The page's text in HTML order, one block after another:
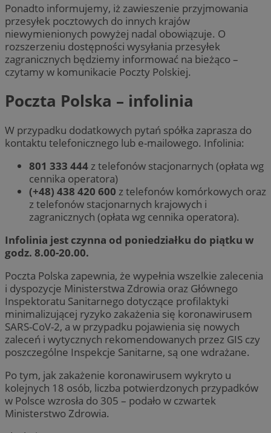
Ponadto informujemy, iż zawieszenie przyjmowania
przesyłek pocztowych do innych krajów
niewymienionych powyżej nadal obowiązuje. O
rozszerzeniu dostępności wysyłania przesyłek
zagranicznych będziemy informować na bieżąco –
czytamy w komunikacie Poczty Polskiej.
Poczta Polska – infolinia
W przypadku dodatkowych pytań spółka zaprasza do
kontaktu telefonicznego lub e-mailowego. Infolinia:
801 333 444z telefonów stacjonarnych (opłata wg
cennika operatora)
(+48) 438 420 600 z telefonów komórkowych oraz
z telefonów stacjonarnych krajowych i
zagranicznych (opłata wg cennika operatora).
Infolinia jest czynna od poniedziałku do piątku w
godz. 8.00-20.00.
Poczta Polska zapewnia, że wypełnia wszelkie zalecenia
i dyspozycje Ministerstwa Zdrowia oraz Głównego
Inspektoratu Sanitarnego dotyczące profilaktyki
minimalizującej ryzyko zakażenia się koronawirusem
SARS-CoV-2, a w przypadku pojawienia się nowych
zaleceń i wytycznych rekomendowanych przez GIS czy
poszczególne Inspekcje Sanitarne, są one wdrażane.
Po tym, jak zakażenie koronawirusem wykryto u
kolejnych 18 osób, liczba potwierdzonych przypadków
w Polsce wzrosła do 305 – podało w czwartek
Ministerstwo Zdrowia.